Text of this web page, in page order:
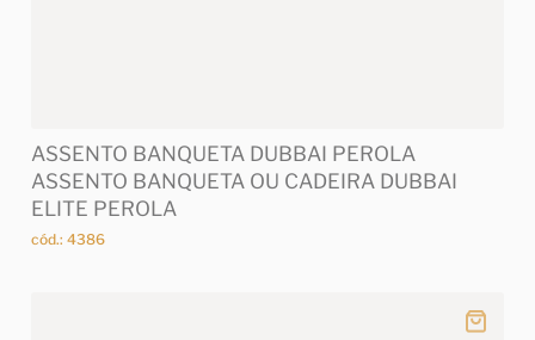
ASSENTO BANQUETA DUBBAI PEROLA
ASSENTO BANQUETA OU CADEIRA DUBBAI
ELITE PEROLA
cód.: 4386